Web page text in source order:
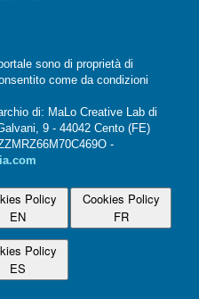
sono di proprietà di
come da condizioni
di: MaLo Creative Lab di
9 - 44042 Cento (FE)
-
Policy
EN
Cookies Policy
FR
Policy
ES